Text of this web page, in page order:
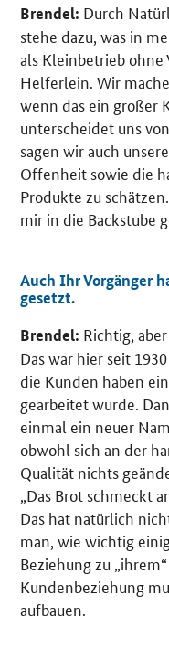
Brendel: Durch
stehe dazu, was in
als Kleinbetrieb ohne
Helferlein. Wir
wenn das ein großer
unterscheidet uns
sagen wir auch
Offenheit sowie die
Produkte zu
mir in die Backstube
Auch Ihr Vorgänger
gesetzt.
Brendel: Richtig,
Das war hier seit
die Kunden haben
gearbeitet wurde.
einmal ein neuer
obwohl sich an der
Qualität nichts
„Das Brot schmeckt
Das hat natürlich
man, wie wichtig
Beziehung zu
Kundenbeziehung
aufbauen.